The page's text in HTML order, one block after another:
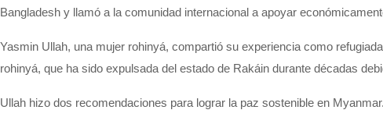
Bangladesh y llamó a la comunidad internacional a apoyar
Yasmin Ullah, una mujer rohinyá, compartió su experiencia como
rohinyá, que ha sido expulsada del estado de Rakáin durante décadas
Ullah hizo dos recomendaciones para lograr la paz sostenible en